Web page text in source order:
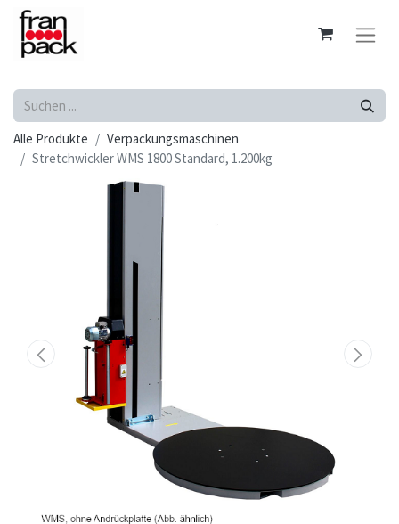
Alle Produkte
Verpackungsmaschinen
Stretchwickler WMS 1800 Standard, 1.200kg